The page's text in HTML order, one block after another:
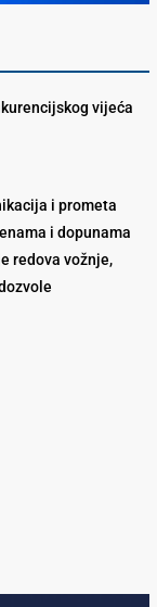
vijeća
i prometa
i dopunama
redova vožnje,